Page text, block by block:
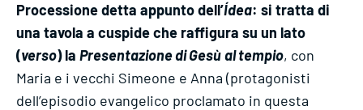
Processione detta appunto dell’Ídea: si tratta di
una tavola a cuspide che raffigura su un lato
(verso) la Presentazione di Gesùal tempio, con
Maria e i vecchi Simeone e Anna (protagonisti
dell’episodio evangelico proclamato in questa